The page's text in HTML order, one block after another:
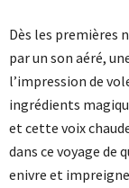
Dès les premières
par un son aéré,
l’impression de
ingrédients
et cette voix
dans ce voyage de
enivre et